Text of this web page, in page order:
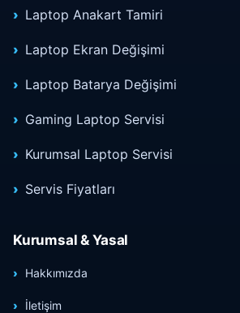
Laptop Anakart Tamiri
Laptop Ekran Değişimi
Laptop Batarya Değişimi
Gaming Laptop Servisi
Kurumsal Laptop Servisi
Servis Fiyatları
Kurumsal & Yasal
Hakkımızda
İletişim